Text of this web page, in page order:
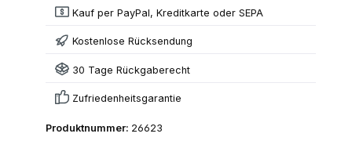
Kauf per PayPal, Kreditkarte oder SEPA
Kostenlose Rücksendung
30 Tage Rückgaberecht
Zufriedenheitsgarantie
Produktnummer: 26623